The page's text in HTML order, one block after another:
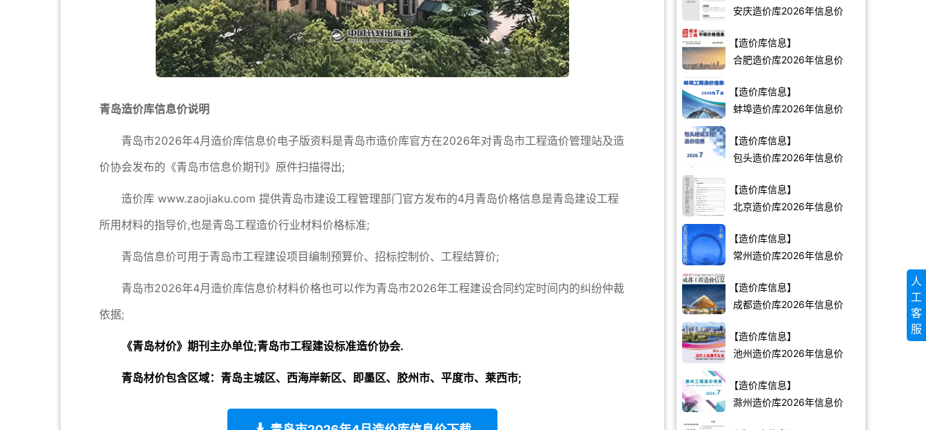
青岛造价库信息价说明
青岛市2026年4月造价库信息价电子版资料是青岛市造价库官方在2026年对青岛市工程造价管理站及造
价协会发布的《青岛市信息价期刊》原件扫描得出;
造价库 www.zaojiaku.com 提供青岛市建设工程管理部门官方发布的4月青岛价格信息是青岛建设工程
所用材料的指导价,也是青岛工程造价行业材料价格标准;
青岛信息价可用于青岛市工程建设项目编制预算价、招标控制价、工程结算价;
青岛市2026年4月造价库信息价材料价格也可以作为青岛市2026年工程建设合同约定时间内的纠纷仲裁
依据;
《青岛材价》期刊主办单位;青岛市工程建设标准造价协会.
青岛材价包含区域：青岛主城区、西海岸新区、即墨区、胶州市、平度市、莱西市;
安庆造价库2026年信息价
【造价库信息】
合肥造价库2026年信息价
【造价库信息】
蚌埠造价库2026年信息价
【造价库信息】
包头造价库2026年信息价
【造价库信息】
北京造价库2026年信息价
【造价库信息】
常州造价库2026年信息价
【造价库信息】
成都造价库2026年信息价
【造价库信息】
池州造价库2026年信息价
【造价库信息】
滁州造价库2026年信息价
人
工
客
服